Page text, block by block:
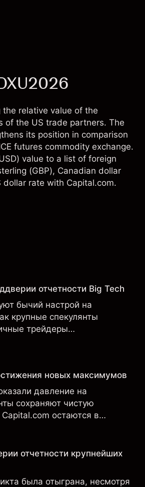
the relative value of the
of the US trade partners. The
its position in comparison
futures commodity exchange.
value to a list of foreign
(GBP), Canadian dollar
dollar rate with Capital.com.
отчетности Big Tech
бычий настрой на
крупные спекулянты
трейдеры
новых максимумов
давление на
сохраняют чистую
остаются в
отчетности крупнейших
была отыграна, несмотря